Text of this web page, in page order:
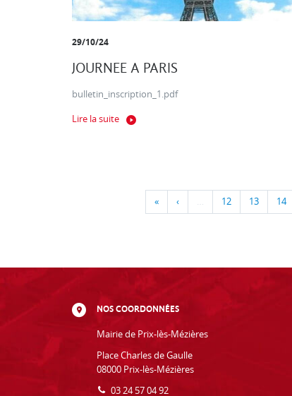
29/10/24
JOURNEE A PARIS
bulletin_inscription_1.pdf
Lire la suite
« ‹ … 12 13 14
NOS COORDONNÉES
Mairie de Prix-lès-Mézières
Place Charles de Gaulle
08000 Prix-lès-Mézières
03 24 57 04 92